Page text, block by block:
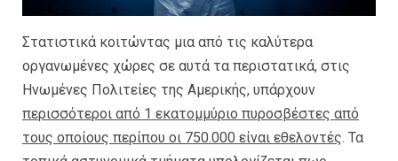
Στατιστικά κοιτώντας μια από τις καλύτερα
οργανωμένες χώρες σε αυτά τα περιστατικά, στις
Ηνωμένες Πολιτείες της Αμερικής, υπάρχουν
περισσότεροι από 1 εκατομμύριο πυροσβέστες από
τους οποίους περίπου οι 750.000 είναι εθελοντές. Τα